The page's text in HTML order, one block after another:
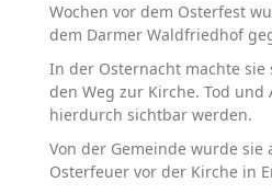
Wochen vor dem Osterfest
dem Darmer Waldfriedhof
In der Osternacht machte sie
den Weg zur Kirche. Tod
hierdurch sichtbar werden.
Von der Gemeinde wurde sie
Osterfeuer vor der Kirche in